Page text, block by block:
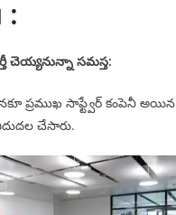
:
చెయ్యనున్నా సమస్త:
ప్రముఖ సాఫ్ట్వేర్ కంపెనీ అయిన
చేసారు.